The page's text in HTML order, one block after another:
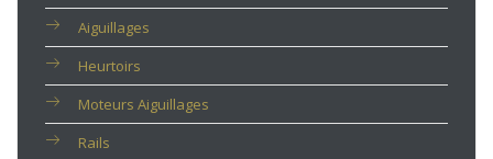
Aiguillages
Heurtoirs
Moteurs Aiguillages
Rails